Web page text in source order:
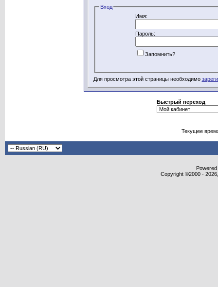
Вход
Имя:
Пароль:
Запомнить?
Для просмотра этой страницы необходимо
Быстрый переход
Текущее
Copyright ©2000 -